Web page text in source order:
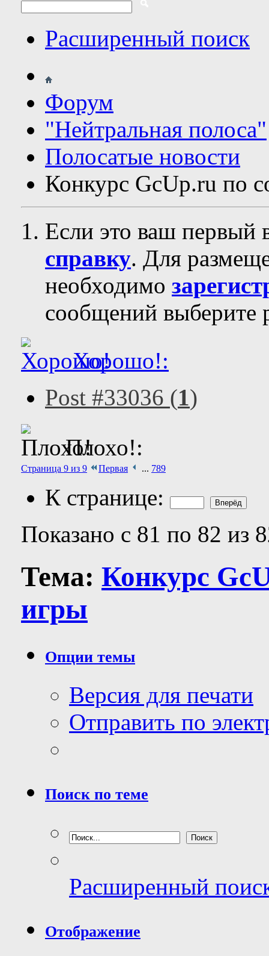
Расширенный поиск
Форум
"Нейтральная полоса"
Полосатые новости
Конкурс GcUp.ru по
Если это ваш первый
справку. Для
необходимо
сообщений выберите
Хорошо!:
Post #33036 (1)
Плохо!:
Страница 9 из 9 Первая ... 789
К странице:
Показано с 81 по 82 из
Тема: Конкурс
игры
Опции темы
Версия для печати
Отправить по
Поиск по теме
Расширенный
Отображение